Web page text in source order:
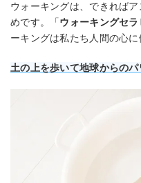
ウォーキングは、できれば
めです。「ウォーキングセラ
ーキングは私たち人間の心に
土の上を歩いて地球からの